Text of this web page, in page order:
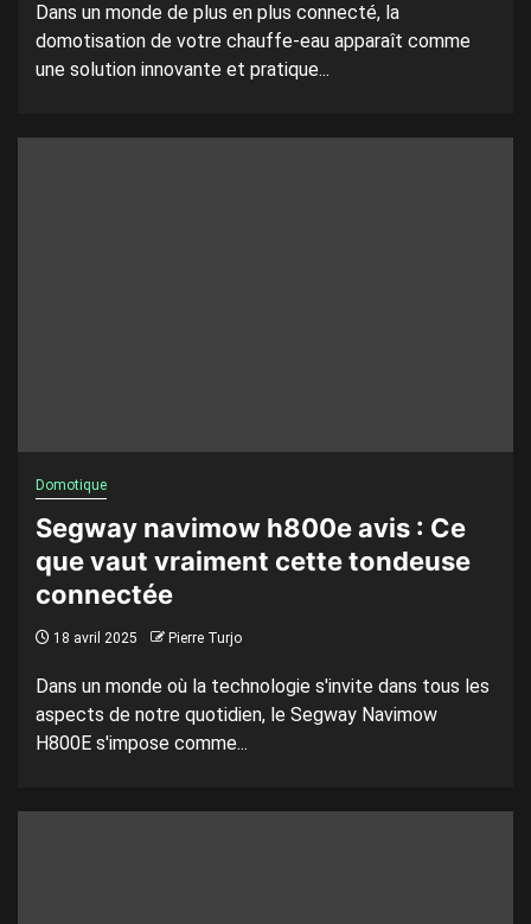
Dans un monde de plus en plus connecté, la
domotisation de votre chauffe-eau apparaît comme
une solution innovante et pratique...
Domotique
Segway navimow h800e avis : Ce
que vaut vraiment cette tondeuse
connectée
18 avril 2025 Pierre Turjo
Dans un monde où la technologie s'invite dans tous les
aspects de notre quotidien, le Segway Navimow
H800E s'impose comme...